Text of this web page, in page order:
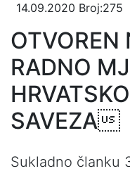
14.09.2020 Broj:275
OTVOREN
RADNO
SAVEZA
Sukladno članku